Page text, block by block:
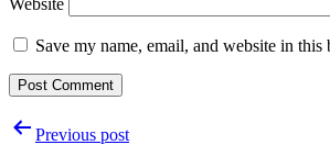
Save my name, email, and website in
PostPrevious post